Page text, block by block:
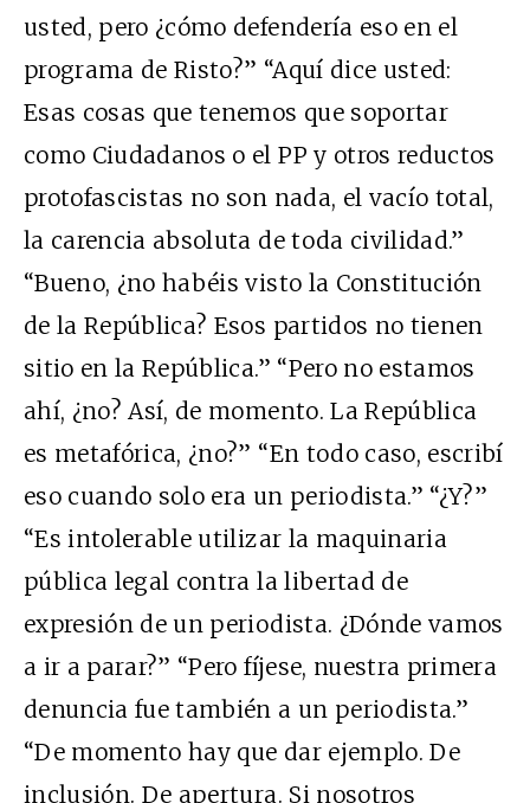
usted, pero ¿cómo defendería eso en el
programa de Risto?” “Aquí dice usted:
Esas cosas que tenemos que soportar
como Ciudadanos o el PP y otros reductos
protofascistas no son nada, el vacío total,
la carencia absoluta de toda civilidad.”
“Bueno, ¿no habéis visto la Constitución
de la República? Esos partidos no tienen
sitio en la República.” “Pero no estamos
ahí, ¿no? Así, de momento. La República
es metafórica, ¿no?” “En todo caso, escribí
eso cuando solo era un periodista.” “¿Y?”
“Es intolerable utilizar la maquinaria
pública legal contra la libertad de
expresión de un periodista. ¿Dónde vamos
a ir a parar?” “Pero fíjese, nuestra primera
denuncia fue también a un periodista.”
“De momento hay que dar ejemplo. De
inclusión. De apertura. Si nosotros